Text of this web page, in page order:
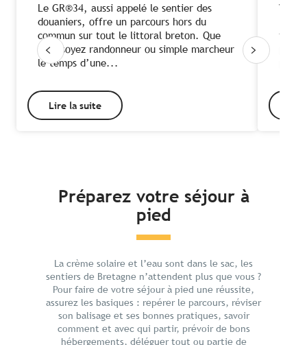
Le GR®34, aussi appelé le sentier des
douaniers, offre un parcours hors du
commun sur tout le littoral breton. Que
vous soyez randonneur ou simple marcheur
le temps d’une...
Lire la suite
Vous
idéal
Préparez votre séjour à
pied
La crème solaire et l’eau sont dans le sac, les
sentiers de Bretagne n’attendent plus que vous ?
Pour faire de votre séjour à pied une réussite,
assurez les basiques : repérer le parcours, réviser
son balisage et ses bonnes pratiques, savoir
comment et avec qui partir, prévoir de bons
hébergements, déléguer tout ou partie de
Les équipements indispensables pour
randonner